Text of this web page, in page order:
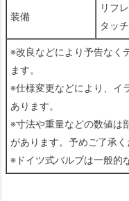
装備
リフ
タッ
※改良などにより予告なく
ます。
※仕様変更などにより、イ
あります。
※寸法や重量などの数値は
があります。予めご了承く
※ドイツ式バルブは一般的